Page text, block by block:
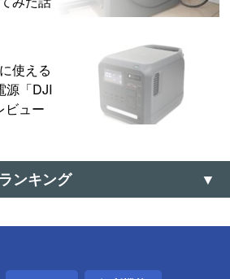
使える
源「DJI
ビュー
ンキング
続中のUSB機器のデータ転送速度を